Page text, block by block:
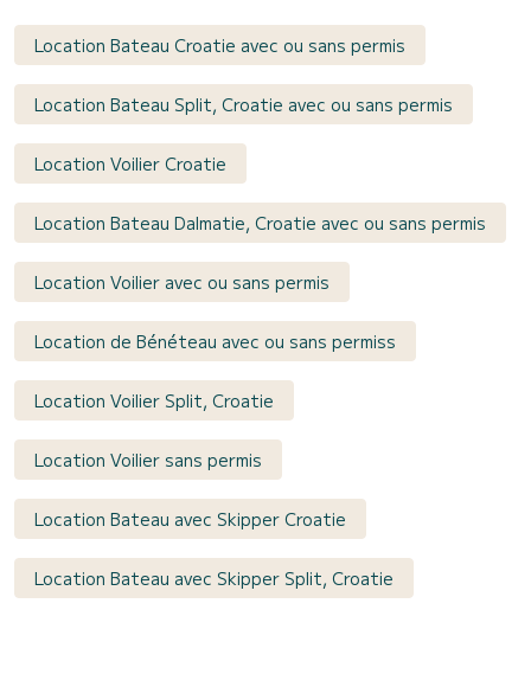
Location Bateau Croatie avec ou sans permis
Location Bateau Split, Croatie avec ou sans permis
Location Voilier Croatie
Location Bateau Dalmatie, Croatie avec ou sans permis
Location Voilier avec ou sans permis
Location de Bénéteau avec ou sans permiss
Location Voilier Split, Croatie
Location Voilier sans permis
Location Bateau avec Skipper Croatie
Location Bateau avec Skipper Split, Croatie